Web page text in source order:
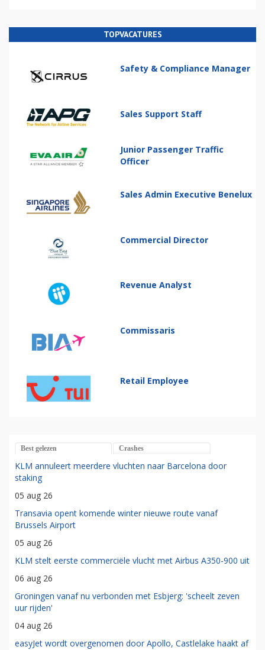
TOPVACATURES
Safety & Compliance Manager
Sales Support Staff
Junior Passenger Traffic
Officer
Sales Admin Executive Benelux
Commercial Director
Revenue Analyst
Commissaris
Retail Employee
Best gelezen Crashes
KLM annuleert meerdere vluchten naar Barcelona door
staking
05 aug 26
Transavia opent komende winter nieuwe route vanaf
Brussels Airport
05 aug 26
KLM stelt eerste commerciële vlucht met Airbus A350-900 uit
06 aug 26
Groningen vanaf nu verbonden met Esbjerg: 'scheelt zeven
uur rijden'
04 aug 26
easyJet wordt overgenomen door Apollo, Castlelake haakt af